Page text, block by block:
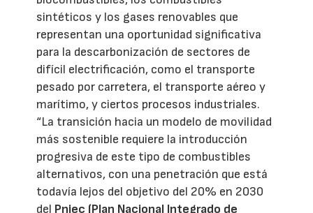
sintéticos y los gases renovables que
representan una oportunidad significativa
para la descarbonización de sectores de
difícil electrificación, como el transporte
pesado por carretera, el transporte aéreo y
marítimo, y ciertos procesos industriales.
“La transición hacia un modelo de movilidad
más sostenible requiere la introducción
progresiva de este tipo de combustibles
alternativos, con una penetración que está
todavía lejos del objetivo del 20% en 2030
del Pniec (Plan Nacional Integrado de